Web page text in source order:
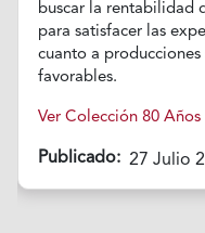
buscar la rentabilidad
para satisfacer las
cuanto a
favorables.
Ver Colección 80 Años
Publicado: 27 Julio